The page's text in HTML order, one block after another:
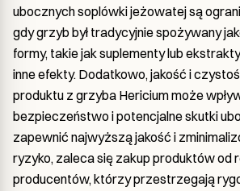
ubocznych soplówki jeżowatej są
gdy grzyb był tradycyjnie spożywany
formy, takie jak suplementy lub
inne efekty. Dodatkowo, jakość i
produktu z grzyba Hericium może
bezpieczeństwo i potencjalne skutki
zapewnić najwyższą jakość i
ryzyko, zaleca się zakup produktów od
producentów, którzy przestrzegają